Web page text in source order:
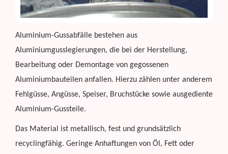
Aluminium-Gussabfälle bestehen aus
Aluminiumgusslegierungen, die bei der Herstellung,
Bearbeitung oder Demontage von gegossenen
Aluminiumbauteilen anfallen. Hierzu zählen unter anderem
Fehlgüsse, Angüsse, Speiser, Bruchstücke sowie ausgediente
Aluminium-Gussteile.
Das Material ist metallisch, fest und grundsätzlich
recyclingfähig. Geringe Anhaftungen von Öl, Fett oder